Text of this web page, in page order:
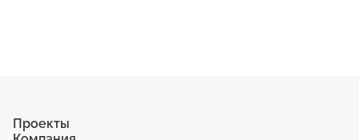
Проекты